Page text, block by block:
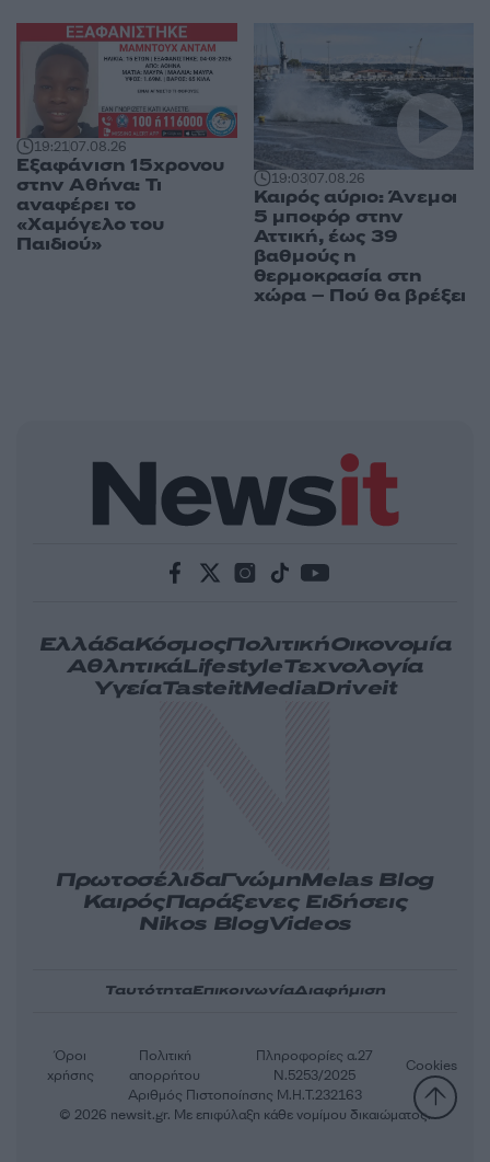
19:2107.08.26
Εξαφάνιση 15χρονου
στην Αθήνα: Τι
αναφέρει το
«Χαμόγελο του
Παιδιού»
19:0307.08.26
Καιρός αύριο: Άνεμοι
5 μποφόρ στην
Αττική, έως 39
βαθμούς η
θερμοκρασία στη
χώρα – Πού θα βρέξει
ΕλλάδαΚόσμοςΠολιτικήΟικονομία
ΑθλητικάLifestyleΤεχνολογία
ΥγείαTasteitMediaDriveit
ΠρωτοσέλιδαΓνώμηMelas Blog
ΚαιρόςΠαράξενες Ειδήσεις
Nikos BlogVideos
ΤαυτότηταΕπικοινωνίαΔιαφήμιση
Αριθμός Πιστοποίησης Μ.Η.Τ.232163
Όροι
χρήσης
Πολιτική
απορρήτου
Πληροφορίες α.27
Ν.5253/2025
Cookies
© 2026 newsit.gr. Με επιφύλαξη κάθε νομίμου δικαιώματος.